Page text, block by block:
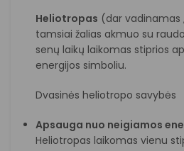
Heliotropas (dar vadinamas
tamsiai žalias akmuo su
senų laikų laikomas stiprios
energijos simboliu.
Dvasinės heliotropo savybės
Apsauga nuo neigiamos
Heliotropas laikomas vienu